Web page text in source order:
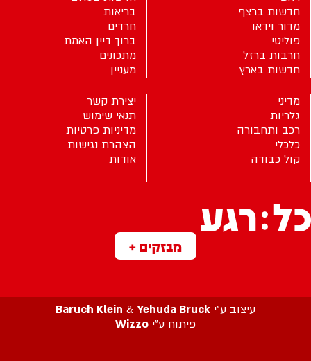
מבזקים +
חדשות ברצף
מדור וידאו
פוליטי
חרבות ברזל
חדשות בארץ
בריאות
חרדים
ברוך דיין האמת
מתכונים
מעניין
מדיני
גלריות
רכב ותחבורה
כלכלי
קול כבודה
יצירת קשר
תנאי שימוש
מדיניות פרטיות
הצהרת נגישות
אודות
עיצוב ע”י Baruch Klein & Yehuda Bruck
פיתוח ע”י Wizzo